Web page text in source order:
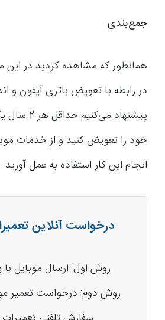
جمع‌بندی
همانطور که مشاهده کردید در این
در رابطه با تعویض باتری آیفون و
پیشنهاد
خود را تعویض کنید و از خدمات
انجام این کار استفاده به عمل آورید.
درخواست آنلاین
روش اول: ارسال موبایل با
روش دوم: درخواست تعمیر